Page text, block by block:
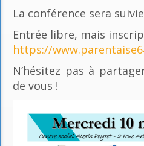
La conférence sera
Entrée libre, mais
https://
N’hésitez pas à
de vous !